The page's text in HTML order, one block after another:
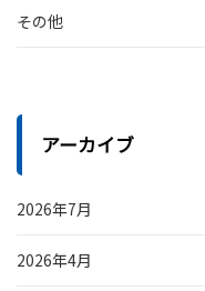
その他
アーカイブ
2026年7月
2026年4月